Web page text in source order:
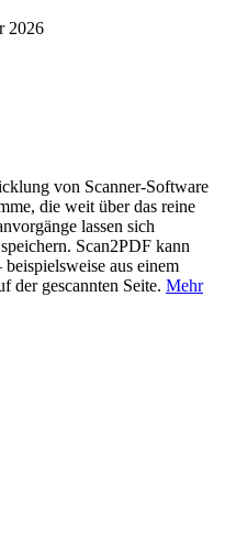
2026
von Scanner-Software
die weit über das reine
lassen sich
Scan2PDF kann
aus einem
der gescannten Seite. Mehr